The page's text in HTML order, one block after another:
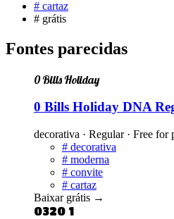
# cartaz
# grátis
Fontes parecidas
0 Bills Holiday
0 Bills Holiday DNA
decorativa · Regular · Free for
# decorativa
# moderna
# convite
# cartaz
Baixar grátis →
0320 1